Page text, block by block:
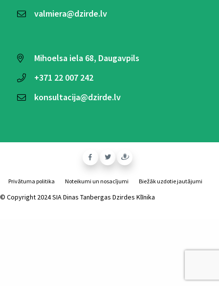
valmiera@dzirde.lv
Mihoelsa iela 68, Daugavpils
+371 22 007 242
konsultacija@dzirde.lv
Privātuma politika Noteikumi un nosacījumi Biežāk uzdotie jautājumi
© Copyright 2024 SIA Dinas Tanbergas Dzirdes Klīnika